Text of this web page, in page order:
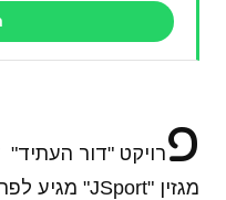
פרויקט "דור